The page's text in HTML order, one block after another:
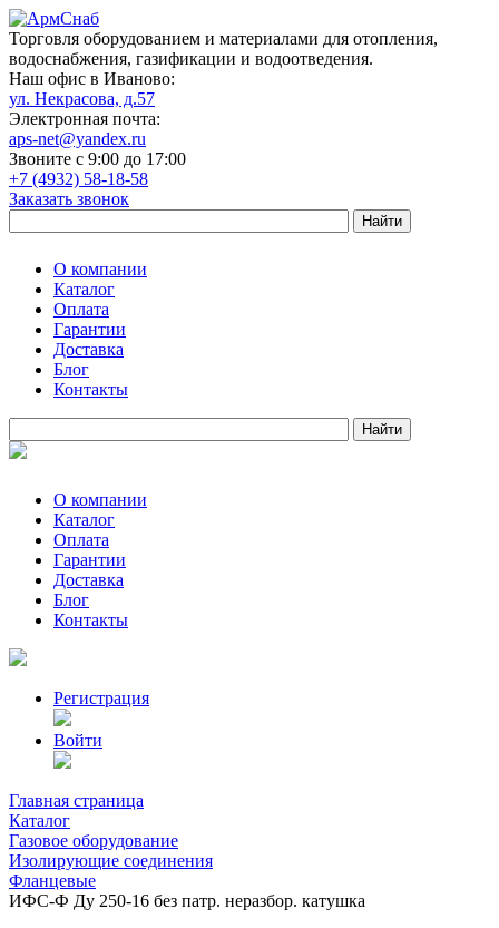
Торговля оборудованием и материалами для отопления,
водоснабжения, газификации и водоотведения.
Наш офис в Иваново:
ул. Некрасова, д.57
Электронная почта:
aps-net@yandex.ru
Звоните с 9:00 до 17:00
+7 (4932) 58-18-58
Заказать звонок
О компании
Каталог
Оплата
Гарантии
Доставка
Блог
Контакты
О компании
Каталог
Оплата
Гарантии
Доставка
Блог
Контакты
Регистрация
Войти
Главная страница
Каталог
Газовое оборудование
Изолирующие соединения
Фланцевые
ИФС-Ф Ду 250-16 без патр. неразбор. катушка